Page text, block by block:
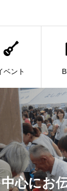
ベント
心にお